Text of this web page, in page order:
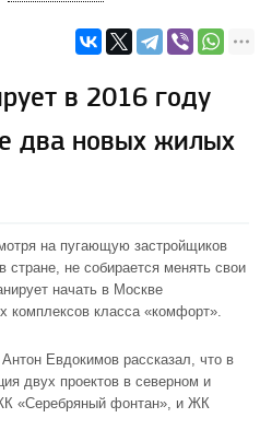
в 2016 году
два новых жилых
на пугающую застройщиков
стране, не собирается менять свои
начать в Москве
комплексов класса «комфорт».
Евдокимов рассказал, что в
двух проектов в северном и
«Серебряный фонтан», и ЖК